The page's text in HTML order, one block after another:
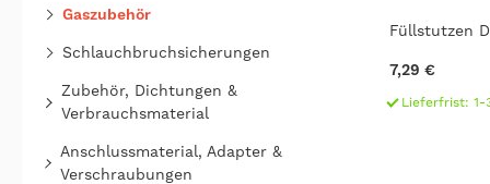
Anschlussmaterial, Adapter &
Verschraubungen
Zubehör, Dichtungen &
Verbrauchsmaterial
Gaszubehör
Schlauchbruchsicherungen
Füllstutzen
7,29 €
Lieferfrist: 1-